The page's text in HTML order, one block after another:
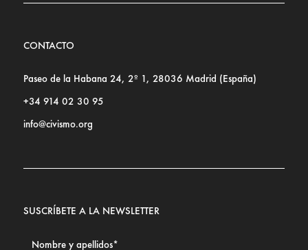
CONTACTO
Paseo de la Habana 24, 2º 1, 28036 Madrid (España)
+34 914 02 30 95
info@civismo.org
SUSCRÍBETE A LA NEWSLETTER